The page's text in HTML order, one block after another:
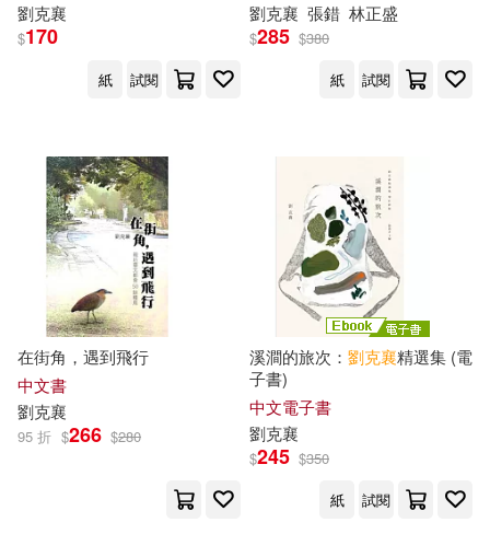
劉克襄
$170
紙 試閱
劉克襄 張錯 林正盛
$285 $380
紙
試閱
在街角，遇到飛行
中文書
劉克襄
95 折 $266 $280
溪澗的旅次： 劉克襄精選集 (電
子書)
中文電子書
劉克襄
$245 $350
紙
試閱